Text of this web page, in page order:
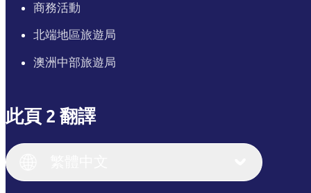
商務活動
北端地區旅遊局
澳洲中部旅遊局
此頁 2 翻譯
English (US)